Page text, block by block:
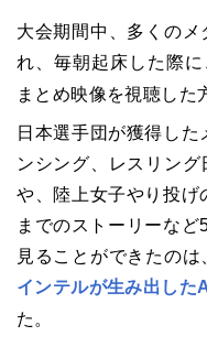
大会期間中、多くの
れ、毎朝起床した際に
まとめ映像を視聴した
日本選手団が獲得し
ンシング、レスリング
や、陸上女子やり投
までのストーリーな
見ることができたの
インテルが生み出した
た。